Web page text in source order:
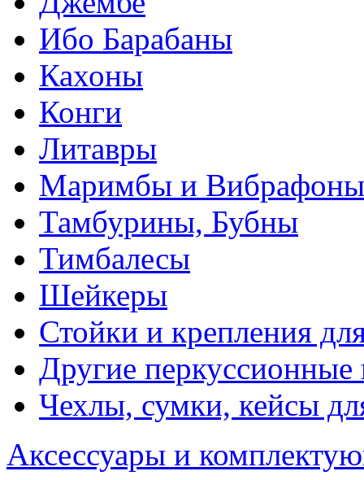
Ибо Барабаны
Кахоны
Конги
Литавры
Маримбы и Вибрафоны
Тамбурины, Бубны
Тимбалесы
Шейкеры
Стойки и крепления
Другие
Чехлы, сумки, кейсы
Аксессуары и